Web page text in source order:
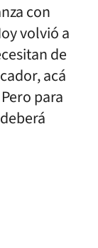
con
volvió a
de
acá
para